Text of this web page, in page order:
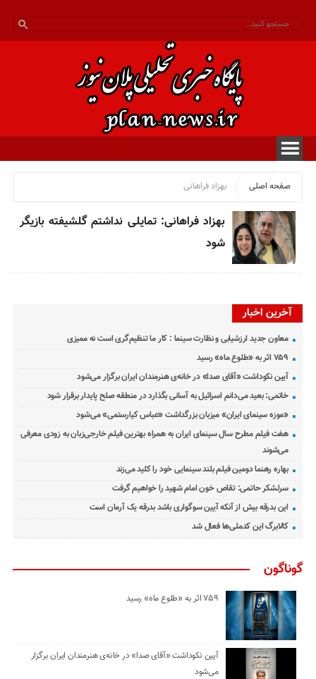
صفحه اصلی بهزاد فراهانی
بهزاد فراهانی: تمایلی نداشتم گلشیفته بازیگر
شود
آخرین اخبار
معاون جدید ارزشیابی و نظارت سینما : کار ما تنظیم‌گری است نه ممیزی
۷۵۹ اثر به «طلوع ماه» رسید
آیین نکوداشت «آقای صدا» در خانه‌ی هنرمندان ایران برگزار می‌شود
خاتمی: بعید می‌دانم اسرائیل به آسانی بگذارد در منطقه صلح پایدار برقرار شود
«موزه سینمای ایران» میزبان بزرگداشت «عباس کیارستمی» می‌شود
هفت فیلم مطرح سال سینمای ایران به همراه بهترین فیلم خارجی‌زبان به زودی معرفی
می‌شوند
بهاره رهنما دومین فیلم بلند سینمایی خود را کلید می‌زند
سرلشکر حاتمی: تقاص خون امام شهید را خواهیم گرفت
این بدرقه بیش از آنکه آیین سوگواری باشد بدرقه یک آرمان است
کالابرگ این کدملی‌ها فعال شد
گوناگون
۷۵۹ اثر به «طلوع ماه» رسید
آیین نکوداشت «آقای صدا» در خانه‌ی هنرمندان ایران برگزار
می‌شود